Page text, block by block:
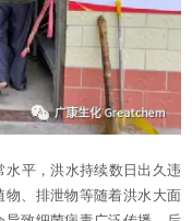
水平，洪水持续数日出久违
、排泄物等随着洪水大面